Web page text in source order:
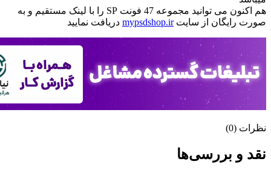
هم اکنون می توانید مجموعه 47 فونت SP را با لینک مستقیم و به
صورت رایگان از سایتmypsdshop.ir دریافت نمایید
نظرات (0)
نقد و بررسی‌ها